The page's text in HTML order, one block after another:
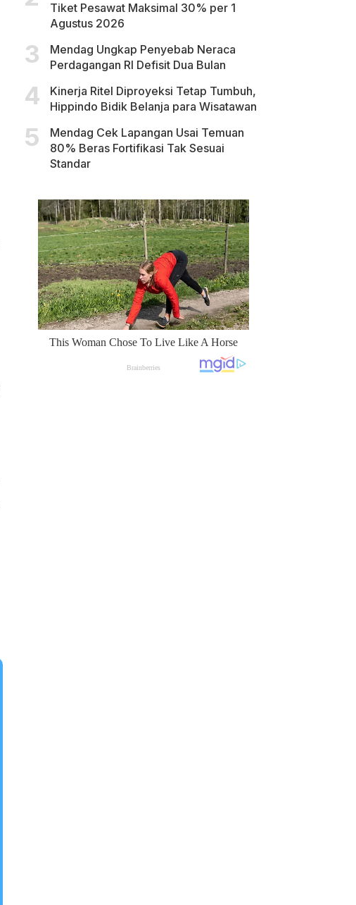
Tiket Pesawat Maksimal 30% per 1
Agustus 2026
Mendag Ungkap Penyebab Neraca
Perdagangan RI Defisit Dua Bulan
Kinerja Ritel Diproyeksi Tetap Tumbuh,
Hippindo Bidik Belanja para Wisatawan
Mendag Cek Lapangan Usai Temuan
80% Beras Fortifikasi Tak Sesuai
Standar